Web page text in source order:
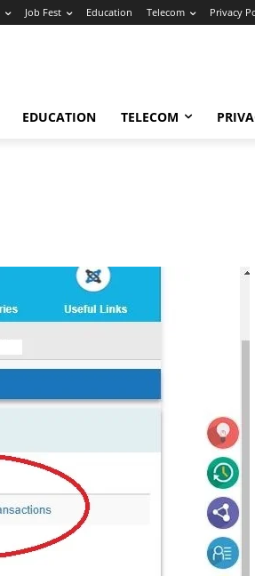
Job Fest Education Telecom Privacy
EDUCATION TELECOM